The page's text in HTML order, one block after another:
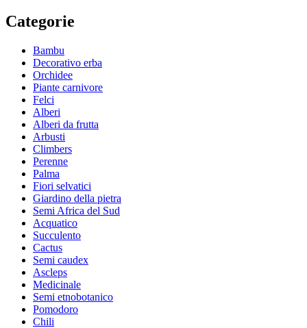
Categorie
Bambu
Decorativo erba
Orchidee
Piante carnivore
Felci
Alberi
Alberi da frutta
Arbusti
Climbers
Perenne
Palma
Fiori selvatici
Giardino della pietra
Semi Africa del Sud
Acquatico
Succulento
Cactus
Semi caudex
Ascleps
Medicinale
Semi etnobotanico
Pomodoro
Chili